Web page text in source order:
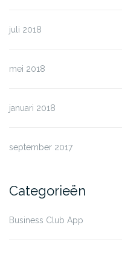
juli 2018
mei 2018
januari 2018
september 2017
Categorieën
Business Club App